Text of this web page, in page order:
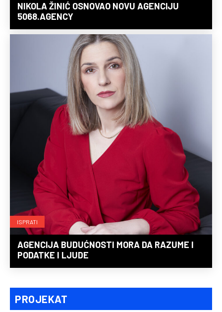
NIKOLA ŽINIĆ OSNOVAO NOVU AGENCIJU
5068.AGENCY
ISPRATI
AGENCIJA BUDUĆNOSTI MORA DA RAZUME I
PODATKE I LJUDE
PROJEKAT